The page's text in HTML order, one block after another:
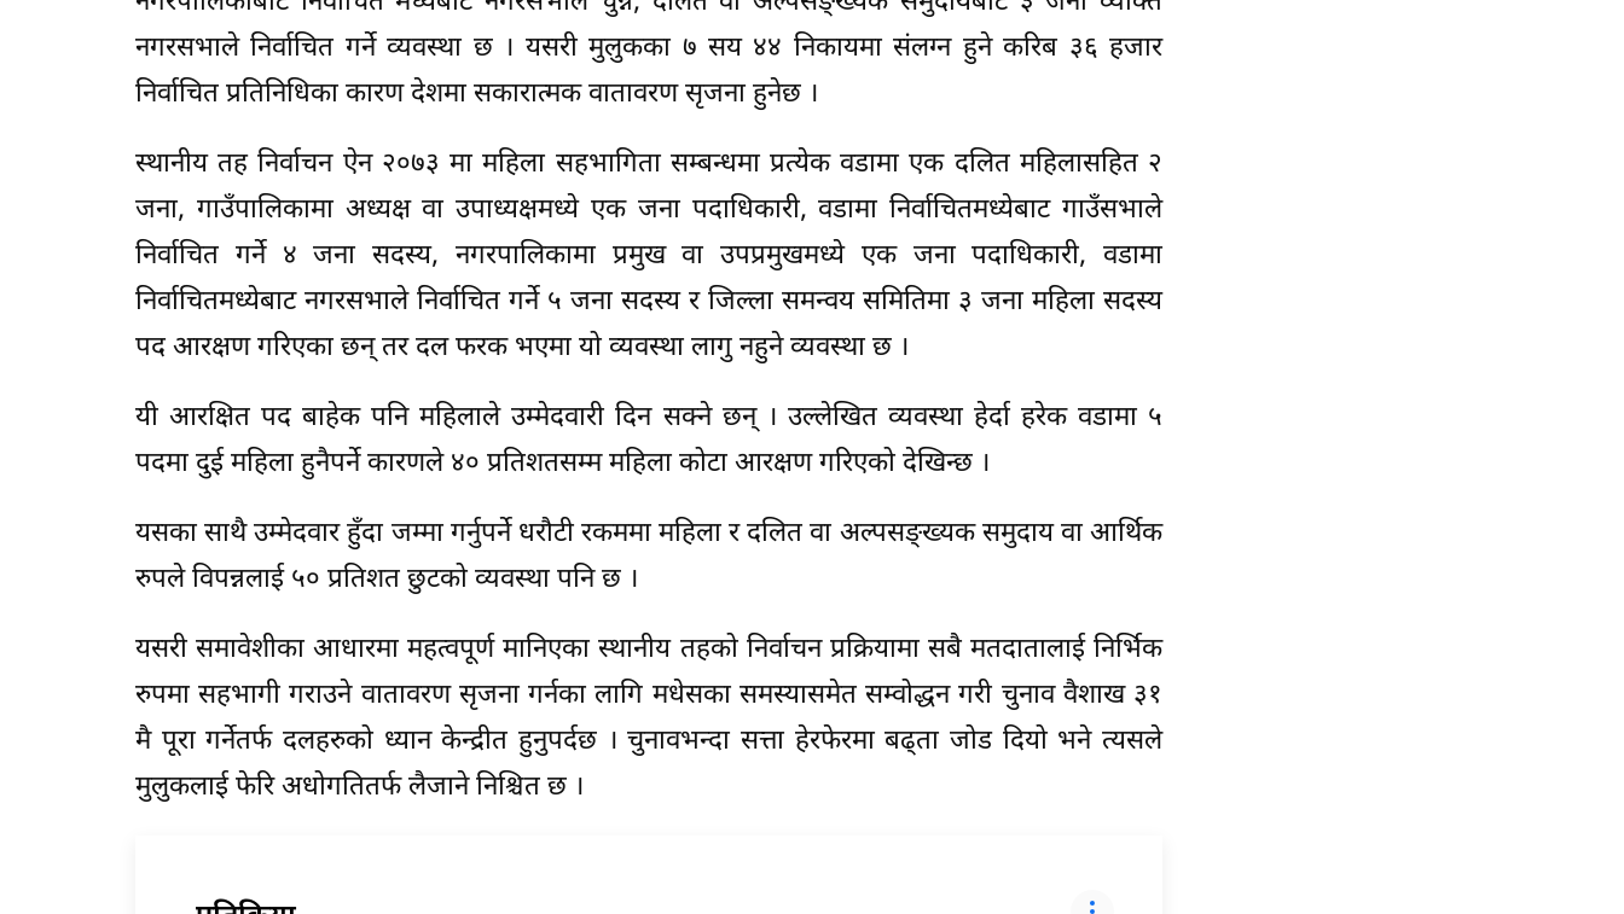
नगरसभाले निर्वाचित गर्ने व्यवस्था छ । यसरी मुलुकका ७ सय ४४ निकायमा संलग्न हुने करिब ३६ हजार
निर्वाचित प्रतिनिधिका कारण देशमा सकारात्मक वातावरण सृजना हुनेछ ।
स्थानीय तह निर्वाचन ऐन २०७३ मा महिला सहभागिता सम्बन्धमा प्रत्येक वडामा एक दलित महिलासहित २
जना, गाउँपालिकामा अध्यक्ष वा उपाध्यक्षमध्ये एक जना पदाधिकारी, वडामा निर्वाचितमध्येबाट गाउँसभाले
निर्वाचित गर्ने ४ जना सदस्य, नगरपालिकामा प्रमुख वा उपप्रमुखमध्ये एक जना पदाधिकारी, वडामा
निर्वाचितमध्येबाट नगरसभाले निर्वाचित गर्ने ५ जना सदस्य र जिल्ला समन्वय समितिमा ३ जना महिला सदस्य
पद आरक्षण गरिएका छन् तर दल फरक भएमा यो व्यवस्था लागु नहुने व्यवस्था छ ।
यी आरक्षित पद बाहेक पनि महिलाले उम्मेदवारी दिन सक्ने छन् । उल्लेखित व्यवस्था हेर्दा हरेक वडामा ५
पदमा दुई महिला हुनैपर्ने कारणले ४० प्रतिशतसम्म महिला कोटा आरक्षण गरिएको देखिन्छ ।
यसका साथै उम्मेदवार हुँदा जम्मा गर्नुपर्ने धरौटी रकममा महिला र दलित वा अल्पसङ्ख्यक समुदाय वा आर्थिक
रुपले विपन्नलाई ५० प्रतिशत छुटको व्यवस्था पनि छ ।
यसरी समावेशीका आधारमा महत्वपूर्ण मानिएका स्थानीय तहको निर्वाचन प्रक्रियामा सबै मतदातालाई निर्भिक
रुपमा सहभागी गराउने वातावरण सृजना गर्नका लागि मधेसका समस्यासमेत सम्वोद्धन गरी चुनाव वैशाख ३१
मै पूरा गर्नेतर्फ दलहरुको ध्यान केन्द्रीत हुनुपर्दछ । चुनावभन्दा सत्ता हेरफेरमा बढ्ता जोड दियो भने त्यसले
मुलुकलाई फेरि अधोगतितर्फ लैजाने निश्चित छ ।